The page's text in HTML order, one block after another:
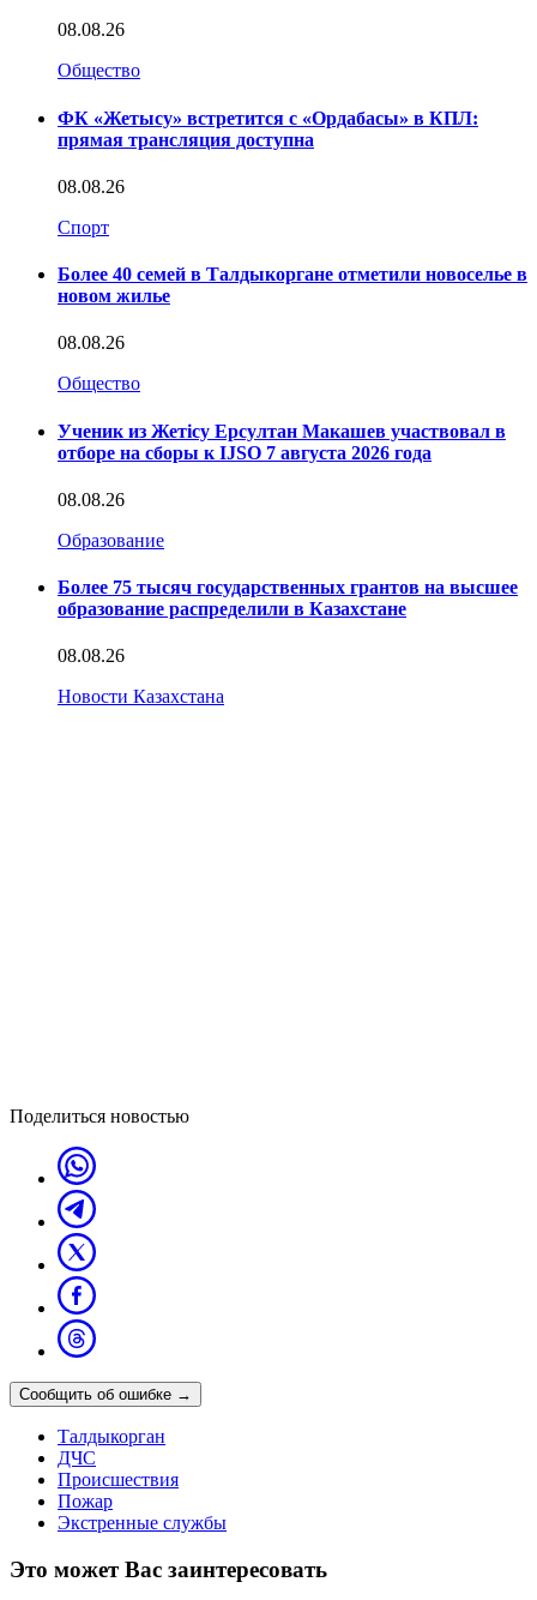
08.08.26
Общество
ФК «Жетысу» встретится с «Ордабасы» в КПЛ:
прямая трансляция доступна
08.08.26
Спорт
Более 40 семей в Талдыкоргане отметили новоселье в
новом жилье
08.08.26
Общество
Ученик из Жетісу Ерсултан Макашев участвовал в
отборе на сборы к IJSO 7 августа 2026 года
08.08.26
Образование
Более 75 тысяч государственных грантов на высшее
образование распределили в Казахстане
08.08.26
Новости Казахстана
Поделиться новостью
Сообщить об ошибке →
Талдыкорган
ДЧС
Происшествия
Пожар
Экстренные службы
Это может Вас заинтересовать